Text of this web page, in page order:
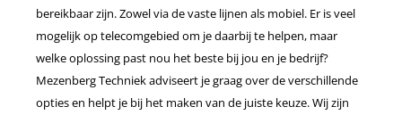
bereikbaar zijn. Zowel via de vaste lijnen als mobiel. Er is veel
mogelijk op telecomgebied om je daarbij te helpen, maar
welke oplossing past nou het beste bij jou en je bedrijf?
Mezenberg Techniek adviseert je graag over de verschillende
opties en helpt je bij het maken van de juiste keuze. Wij zijn